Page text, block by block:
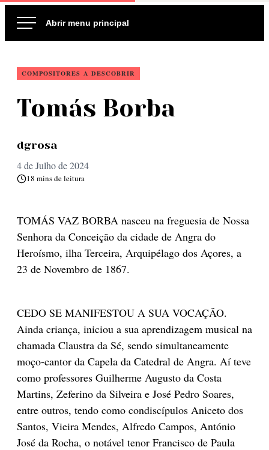
para
o
COMPOSITORES A DESCOBRIR
Tomás Borba
dgrosa
4 de Julho de 2024
18 mins de leitura
TOMÁS VAZ BORBA nasceu na freguesia de Nossa
Senhora da Conceição da cidade de Angra do
Heroísmo, ilha Terceira, Arquipélago dos Açores, a
23 de Novembro de 1867.
CEDO SE MANIFESTOU A SUA VOCAÇÃO.
Ainda criança, iniciou a sua aprendizagem musical na
chamada Claustra da Sé, sendo simultaneamente
moço-cantor da Capela da Catedral de Angra. Aí teve
como professores Guilherme Augusto da Costa
Martins, Zeferino da Silveira e José Pedro Soares,
entre outros, tendo como condiscípulos Aniceto dos
Santos, Vieira Mendes, Alfredo Campos, António
José da Rocha, o notável tenor Francisco de Paula